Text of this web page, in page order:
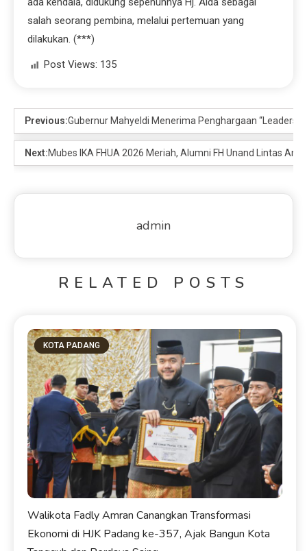
salah seorang pembina, melalui pertemuan yang
dilakukan. (***)
Post Views: 135
Previous:Gubernur Mahyeldi Menerima Penghargaan
Next:Mubes IKA FHUA 2026 Meriah, Alumni FH Unand Lintas
admin
RELATED POSTS
KOTA PADANG
Walikota Fadly Amran Canangkan Transformasi
Ekonomi di HJK Padang ke-357, Ajak Bangun Kota